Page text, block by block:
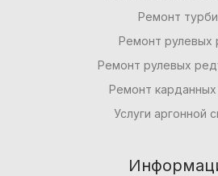
Ремонт
Ремонт рулевых
Ремонт рулевых
Ремонт карданных
Услуги аргонной